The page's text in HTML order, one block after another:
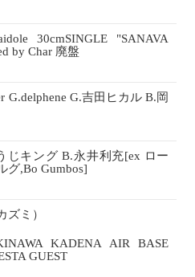
30cmSINGLE "SANAVA
by Char 廃盤
G.delphene G.吉田ヒカル B. 岡
じキング B.永井利充[ex ロー
グ,Bo Gumbos]
ズミ）
KADENA AIR BASE
GUEST